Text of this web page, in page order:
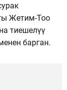
Жетим-Тоо
тиешелүү
барган.